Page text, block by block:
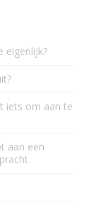
eigenlijk?
iets om aan te
aan een